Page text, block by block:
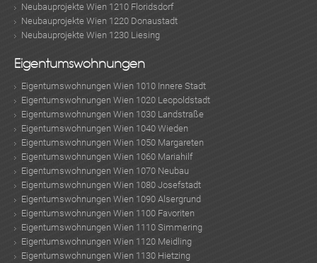
Neubauprojekte Wien 1210 Floridsdorf
Neubauprojekte Wien 1220 Donaustadt
Neubauprojekte Wien 1230 Liesing
Eigentumswohnungen
Eigentumswohnungen Wien 1010 Innere Stadt
Eigentumswohnungen Wien 1020 Leopoldstadt
Eigentumswohnungen Wien 1030 Landstraße
Eigentumswohnungen Wien 1040 Wieden
Eigentumswohnungen Wien 1050 Margareten
Eigentumswohnungen Wien 1060 Mariahilf
Eigentumswohnungen Wien 1070 Neubau
Eigentumswohnungen Wien 1080 Josefstadt
Eigentumswohnungen Wien 1090 Alsergrund
Eigentumswohnungen Wien 1100 Favoriten
Eigentumswohnungen Wien 1110 Simmering
Eigentumswohnungen Wien 1120 Meidling
Eigentumswohnungen Wien 1130 Hietzing